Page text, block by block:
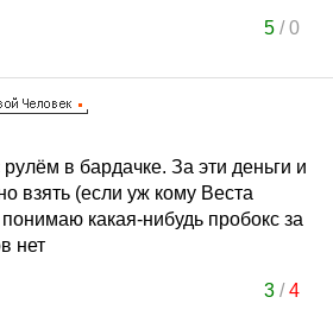
5/0
рулём в бардачке. За эти деньги и
взять (если уж кому Веста
какая-нибудь пробокс за
нет
3/4